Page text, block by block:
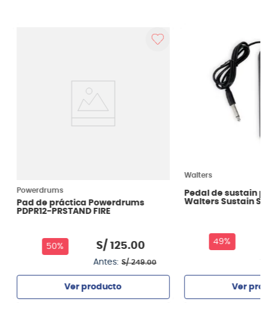
Powerdrums
Pad de práctica Powerdrums
PDPR12-PRSTAND FIRE
50% S/ 125.00
Antes: S/ 249.00
Ver producto
Walters
Pedal de sustain
Walters Sustain SV
49%
Ver